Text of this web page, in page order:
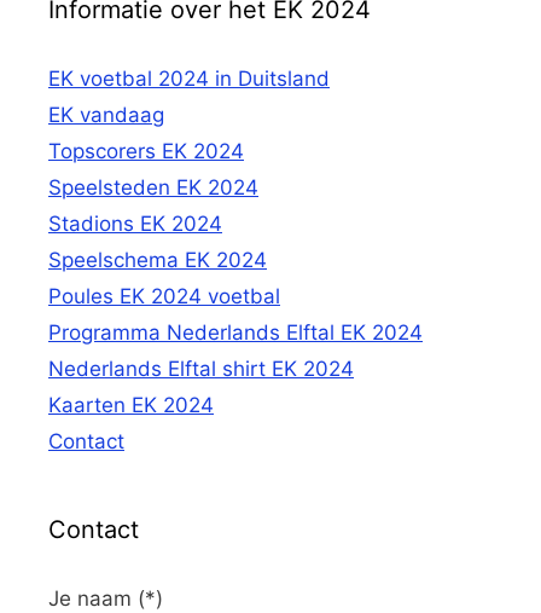
Informatie over het EK 2024
EK voetbal 2024 in Duitsland
EK vandaag
Topscorers EK 2024
Speelsteden EK 2024
Stadions EK 2024
Speelschema EK 2024
Poules EK 2024 voetbal
Programma Nederlands Elftal EK 2024
Nederlands Elftal shirt EK 2024
Kaarten EK 2024
Contact
Contact
Je naam (*)